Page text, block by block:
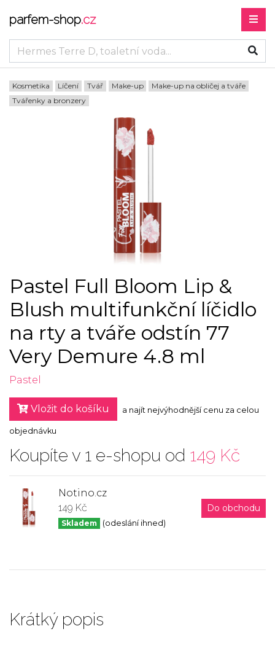
parfem-shop.cz
Kosmetika Líčení Tvář Make-up
Make-up na obličej a tváře
Tvářenky a bronzery
Pastel Full Bloom Lip &
Blush multifunkční líčidlo
na rty a tváře odstín 77
Very Demure 4.8 ml
Pastel
Vložit do košíku a najít nejvýhodnější cenu za celou
objednávku
Koupíte v 1 e-shopu od 149 Kč
Notino.cz
149 Kč
Skladem (odeslání ihned)
Do obchodu
Krátký popis